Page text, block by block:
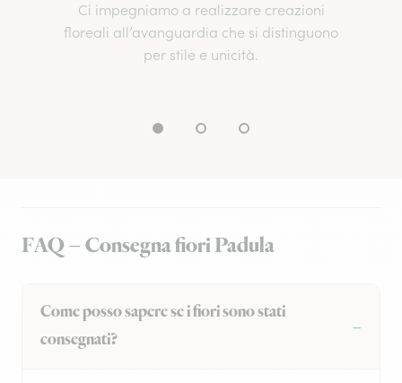
Ci impegniamo a realizzare creazioni
floreali all’avanguardia che si distinguono
per stile e unicità.
FAQ – Consegna fiori Padula
Come posso sapere se i fiori sono stati
consegnati?